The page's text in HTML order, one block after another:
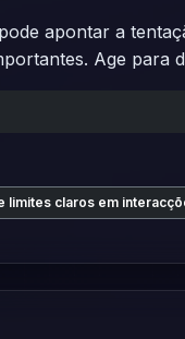
apontar a
Age para
limites claros em